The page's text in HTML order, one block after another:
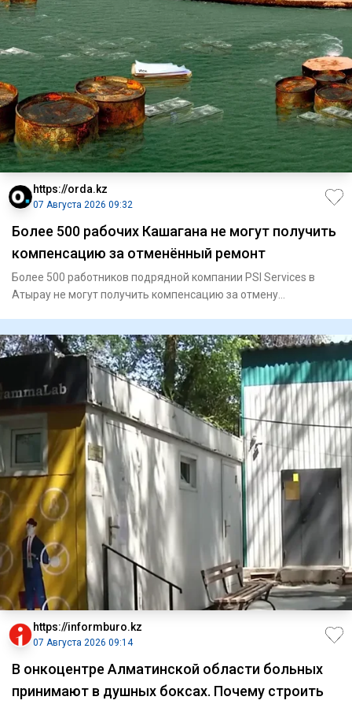
https://orda.kz
07 Августа 2026 09:32
Более 500 рабочих Кашагана не могут получить
компенсацию за отменённый ремонт
Более 500 работников подрядной компании PSI Services в
Атырау не могут получить компенсацию за отмену
https://informburo.kz
07 Августа 2026 09:14
В онкоцентре Алматинской области больных
принимают в душных боксах. Почему строить